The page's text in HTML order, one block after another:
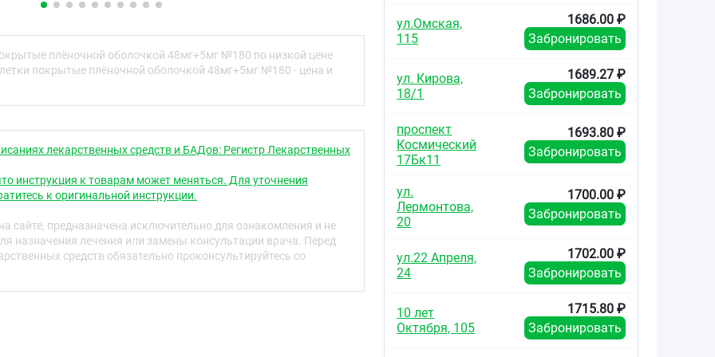
важным элементом, который необходим для
он участвует в регуляции передачи нервных
мышц. ⅓ количества магния, содержащегося в
в костной ткани. Организм получает магний вместе с
в организме может наблюдаться при нарушении
увеличении потребности в магнии или при
метаболизма и выведения магния (например, при
магния из желудочно-кишечного тракта и
мЭкв/л или 0,5–0,7 ммоль/л): указывают на
плёночной оболочкой 48мг+5мг №180 по низкой цене
покрытые плёночной оболочкой 48мг+5мг №180 - цена и
лекарственных средств и БАДов: Регистр Лекарственных
инструкция к товарам может меняться. Для уточнения
к оригинальной инструкции.
сайте, предназначена исключительно для ознакомления и не
назначения лечения или замены консультации врача. Перед
средств обязательно проконсультируйтесь со
ул.Омская,
115
1686.00 ₽
Забронировать
ул. Кирова,
18/1
1689.27 ₽
Забронировать
проспект
Космический
17Бк11
1693.80 ₽
Забронировать
ул.
Лермонтова,
20
1700.00 ₽
Забронировать
ул.22 Апреля,
24
1702.00 ₽
Забронировать
10 лет
Октября, 105
1715.80 ₽
Забронировать